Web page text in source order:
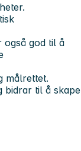
også god til å
målrettet.
bidrar til å skape